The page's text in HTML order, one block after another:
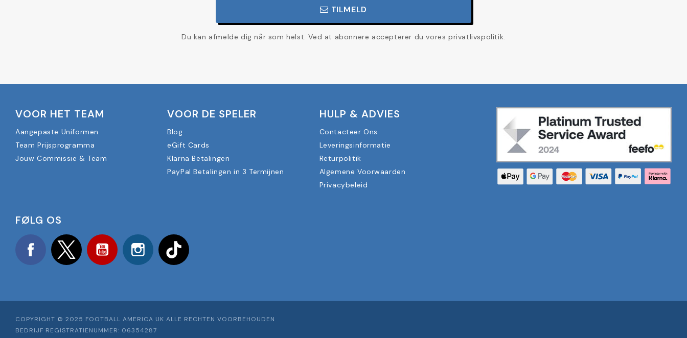
TILMELD
Du kan afmelde dig når som helst. Ved at abonnere accepterer du vores privatlivspolitik.
VOOR HET TEAM
Aangepaste Uniformen
Team Prijsprogramma
Jouw Commissie & Team
VOOR DE SPELER
Blog
eGift Cards
Klarna Betalingen
PayPal Betalingen in 3 Termijnen
HULP & ADVIES
Contacteer Ons
Leveringsinformatie
Returpolitik
Algemene Voorwaarden
Privacybeleid
FØLG OS
Facebook Twitter YouTube Instagram
COPYRIGHT © 2025 FOOTBALL AMERICA UK ALLE RECHTEN VOORBEHOUDEN
BEDRIJF REGISTRATIENUMMER: 06354287